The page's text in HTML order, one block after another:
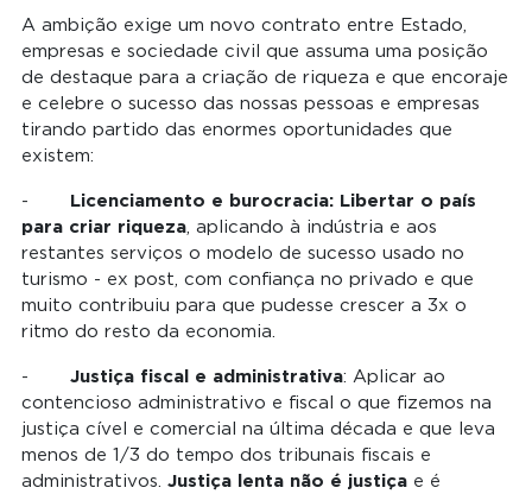
A ambição exige um novo contrato entre Estado,
empresas e sociedade civil que assuma uma posição
de destaque para a criação de riqueza e que encoraje
e celebre o sucesso das nossas pessoas e empresas
tirando partido das enormes oportunidades que
existem:
-
Licenciamento e burocracia: Libertar o país
para criar riqueza, aplicando à indústria e aos
restantes serviços o modelo de sucesso usado no
turismo - ex post, com confiança no privado e que
muito contribuiu para que pudesse crescer a 3x o
ritmo do resto da economia.
- Justiça fiscal e administrativa: Aplicar ao
contencioso administrativo e fiscal o que fizemos na
justiça cível e comercial na última década e que leva
menos de 1/3 do tempo dos tribunais fiscais e
administrativos. Justiça lenta não é justiçae é